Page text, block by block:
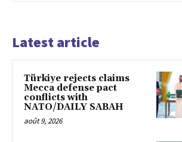
Latest article
Türkiye rejects claims
Mecca defense pact
conflicts with
NATO/DAILY SABAH
août 9, 2026